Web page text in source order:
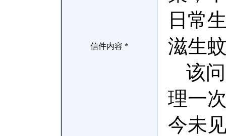
信件内容 *
日常
滋生
该
理一
今未